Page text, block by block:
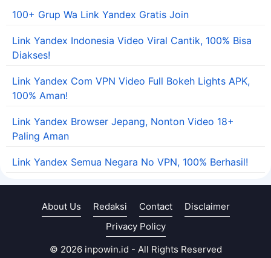
100+ Grup Wa Link Yandex Gratis Join
Link Yandex Indonesia Video Viral Cantik, 100% Bisa
Diakses!
Link Yandex Com VPN Video Full Bokeh Lights APK,
100% Aman!
Link Yandex Browser Jepang, Nonton Video 18+
Paling Aman
Link Yandex Semua Negara No VPN, 100% Berhasil!
About Us Redaksi Contact
Disclaimer
Privacy Policy
© 2026 inpowin.id - All Rights Reserved